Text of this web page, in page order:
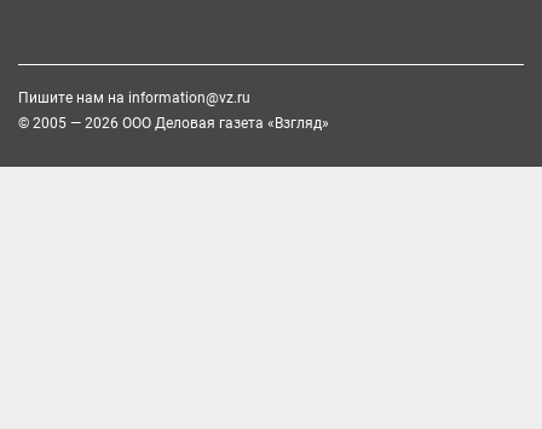
Пишите нам на information@vz.ru
© 2005 — 2026 ООО Деловая газета «Взгляд»